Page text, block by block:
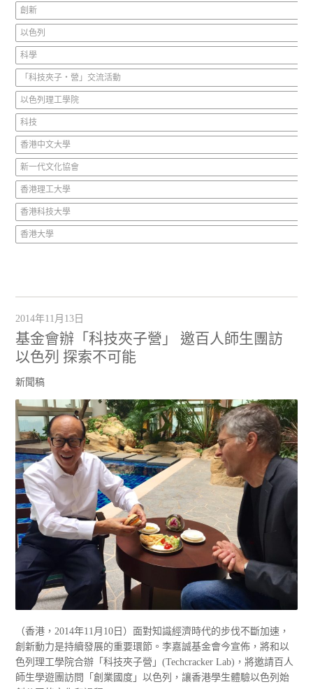
創新
以色列
科學
「科技夾子‧營」交流活動
以色列理工學院
科技
香港中文大學
新一代文化協會
香港理工大學
香港科技大學
香港大學
2014年11月13日
基金會辦「科技夾子營」 邀百人師生團訪
以色列 探索不可能
新聞稿
（香港，2014年11月10日）面對知識經濟時代的步伐不斷加速，
創新動力是持續發展的重要環節。李嘉誠基金會今宣佈，將和以
色列理工學院合辦「科技夾子營」(Techcracker Lab)，將邀請百人
師生學遊團訪問「創業國度」以色列，讓香港學生體驗以色列始